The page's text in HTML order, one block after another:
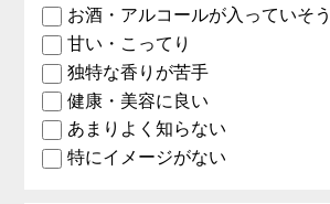
お酒・アルコールが入っていそう
甘い・こってり
独特な香りが苦手
健康・美容に良い
あまりよく知らない
特にイメージがない